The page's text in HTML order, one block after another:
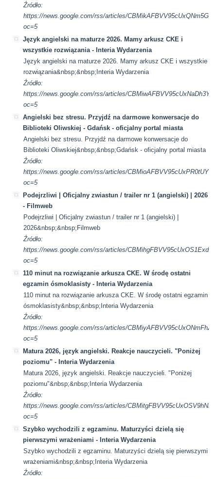
Źródło:
https://news.google.com/rss/articles/
oc=5
Język angielski na maturze 2026. Mamy arkusz CKE i
wszystkie rozwiązania - Interia Wydarzenia
Język angielski na maturze 2026. Mamy arkusz CKE i wszystkie
rozwiązania&nbsp;&nbsp;Interia Wydarzenia
Źródło:
https://news.google.com/rss/articles/
oc=5
Angielski bez stresu. Przyjdź na darmowe konwersacje do
Biblioteki Oliwskiej - Gdańsk - oficjalny portal miasta
Angielski bez stresu. Przyjdź na darmowe konwersacje do
Biblioteki Oliwskiej&nbsp;&nbsp;Gdańsk - oficjalny portal miasta
Źródło:
https://news.google.com/rss/articles/
oc=5
Podejrzliwi | Oficjalny zwiastun / trailer nr 1 (angielski) | 2026
- Filmweb
Podejrzliwi | Oficjalny zwiastun / trailer nr 1 (angielski) |
2026&nbsp;&nbsp;Filmweb
Źródło:
https://news.google.com/rss/articles/
oc=5
110 minut na rozwiązanie arkusza CKE. W środę ostatni
egzamin ósmoklasisty - Interia Wydarzenia
110 minut na rozwiązanie arkusza CKE. W środę ostatni egzamin
ósmoklasisty&nbsp;&nbsp;Interia Wydarzenia
Źródło:
https://news.google.com/rss/articles/
oc=5
Matura 2026, język angielski. Reakcje nauczycieli. "Poniżej
poziomu" - Interia Wydarzenia
Matura 2026, język angielski. Reakcje nauczycieli. "Poniżej
poziomu"&nbsp;&nbsp;Interia Wydarzenia
Źródło:
https://news.google.com/rss/articles/
oc=5
Szybko wychodzili z egzaminu. Maturzyści dzielą się
pierwszymi wrażeniami - Interia Wydarzenia
Szybko wychodzili z egzaminu. Maturzyści dzielą się pierwszymi
wrażeniami&nbsp;&nbsp;Interia Wydarzenia
Źródło: